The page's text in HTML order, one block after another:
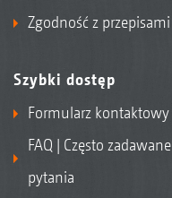
Zgodność z przepisami
Szybki dostęp
Formularz kontaktowy
FAQ | Często zadawane
pytania